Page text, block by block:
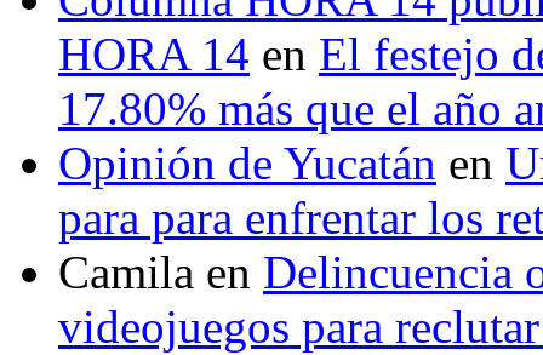
HORA 14 en El festejo
17.80% más que el año
Opinión de Yucatán en
para para enfrentar los
Camila en Delincuencia
videojuegos para